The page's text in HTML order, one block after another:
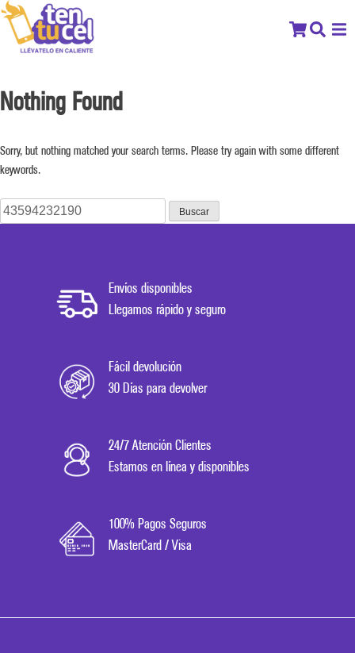
Nothing Found
Sorry, but nothing matched your search terms. Please try again with some different
keywords.
Buscar:
Envíos disponibles
Llegamos rápido y seguro
Fácil devolución
30 Días para devolver
24/7 Atención Clientes
Estamos en línea y disponibles
100% Pagos Seguros
MasterCard / Visa